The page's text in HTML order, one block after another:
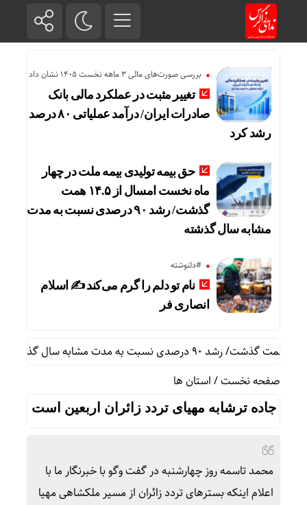
بررسی صورت‌های مالی 3 ماهه نخست 1405 نشان داد
تغییر مثبت در عملکرد مالی بانک
صادرات ایران/ درآمد عملیاتی ۸۰ درصد
رشد کرد
حق بیمه تولیدی بیمه ملت در چهار
ماه نخست امسال از ۱۴.۵ همت
گذشت/ رشد ۹۰ درصدی نسبت به مدت
مشابه سال گذشته
#دلنوشته
نام تو دلم را گرم می‌کند ✍️ اسلام
انصاری فر
صفحه نخست/استان ها
جاده ترشابه مهیای تردد زائران اربعین است
محمد تاسمه روز چهارشنبه در گفت وگو با خبرنگار ما با
اعلام اینکه بسترهای تردد زائران از مسیر ملکشاهی مهیا